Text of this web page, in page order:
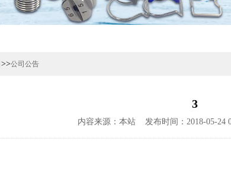
>>公司公告
3
内容来源：本站 发布时间：2018-05-24